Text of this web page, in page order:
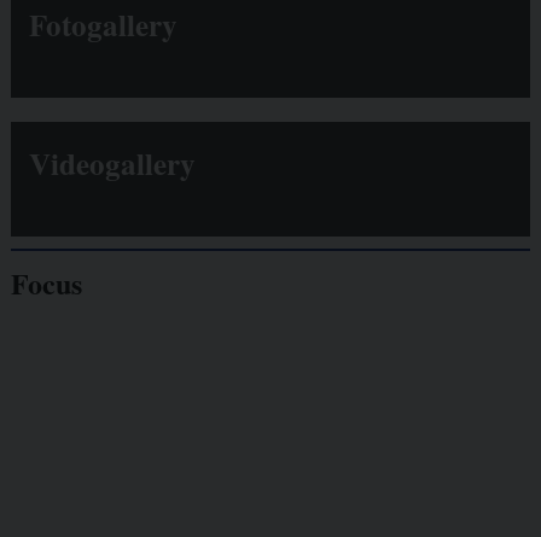
Fotogallery
Videogallery
Focus